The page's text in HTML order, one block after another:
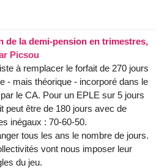
de la demi-pension en trimestres,
Picsou
à remplacer le forfait de 270 jours
- mais théorique - incorporé dans le
le CA. Pour un EPLE sur 5 jours
peut être de 180 jours avec de
inégaux : 70-60-50.
tous les ans le nombre de jours.
vont nous imposer leur
du jeu.